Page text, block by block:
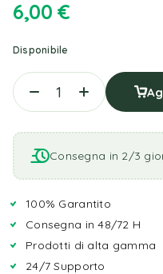
6,00 €
Disponibile
Consegna in 2/3
100% Garantito
Consegna in 48/72 H
Prodotti di alta gamma
24/7 Supporto